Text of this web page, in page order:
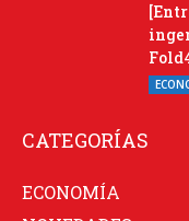
CATEGORÍAS
ECONOMÍA